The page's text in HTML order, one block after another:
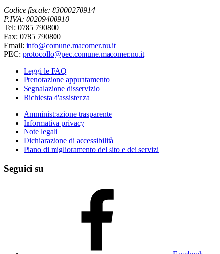
Codice fiscale: 83000270914
P.IVA: 00209400910
Tel: 0785 790800
Fax: 0785 790800
Email: info@comune.macomer.nu.it
PEC: protocollo@pec.comune.macomer.nu.it
Leggi le FAQ
Prenotazione appuntamento
Segnalazione disservizio
Richiesta d'assistenza
Amministrazione trasparente
Informativa privacy
Note legali
Dichiarazione di accessibilità
Piano di miglioramento del sito e dei servizi
Seguici su